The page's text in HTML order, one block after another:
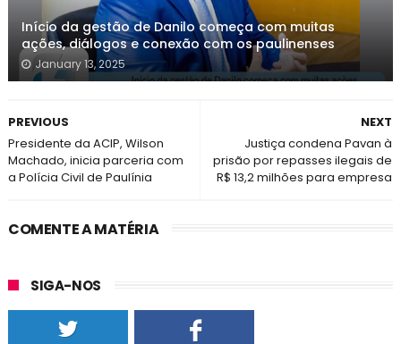
Início da gestão de Danilo começa com muitas
ações, diálogos e conexão com os paulinenses
January 13, 2025
NEXT
Justiça condena Pavan à
prisão por repasses ilegais de
R$ 13,2 milhões para empresa
PREVIOUS
Presidente da ACIP, Wilson
Machado, inicia parceria com
a Polícia Civil de Paulínia
COMENTE A MATÉRIA
SIGA-NOS